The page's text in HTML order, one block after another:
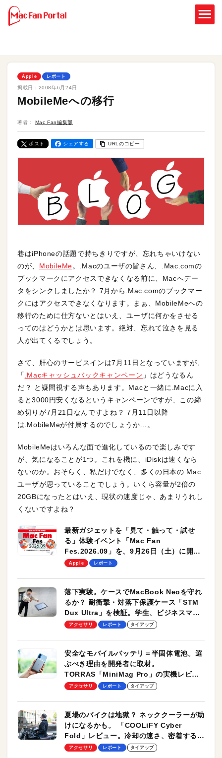
Apple レポート
掲載日： 2008年6月24日
MobileMeへの移行
著者： Mac Fan編集部
ポスト シェアする URLのコピー
巷はiPhoneの話題で持ちきりですが、忘れちゃいけない
のが、 MobileMe。.Macのユーザの皆さん、.Mac.comの
ブックマークにアクセスできなくなる前に、Macへデー
タをシンクしましたか？ 7月から.Mac.comのブックマー
クにはアクセスできなくなります。まぁ、MobileMeへの
移行のために仕方ないとはいえ、ユーザに何かをさせる
ってのはどうかとは思います。絶対、忘れて泣きを見る
人が出てくるでしょう。
さて、肝心のサービスインは7月11日となっていますが、
「 .Macキャッシュバックキャンペーン 」はどうなるん
だ？ と疑問視する声もあります。Macと一緒に.Macに入
ると3000円安くなるというキャンペーンですが、この締
め切りが7月21日なんですよね？ 7月11日以降
は.MobileMeが付属するのでしょうか…。
MobileMeはいろんな面で進化しているので楽しみです
が、気になることが1つ。これを機に、iDiskは速くなら
ないのか。おそらく、私だけでなく、多くの日本の.Mac
ユーザが思っていることでしょう。いくら容量が2倍の
20GBになったとはいえ、現状の速度じゃ、あまりうれし
くないですよね？
最新ガジェットを「見て・触って・試せ
る」体験イベント「Mac Fan
Fes.2026.09」を、9月26日（土）に開催
します！
Apple レポート
落下実験。ケースでMacBook Neoを守れ
るか？ 耐衝撃・対落下保護ケース「STM
Dux Ultra」を検証。学生、ビジネスマン
のモバイルユースに最適！
アクセサリ レポート タイアップ
安全なモバイルバッテリ＝半固体電池。選
ぶべき理由を開発者に取材。
TORRAS「MiniMag Pro」の実機レビュ
ーも
アクセサリ レポート タイアップ
夏場のバイクは地獄？ ネッククーラーが助
けになるかも。 「COOLiFY Cyber
Fold」レビュー。冷却の速さ、密着する冷
却プレート、シンプルな操作性がグッド！
アクセサリ レポート タイアップ